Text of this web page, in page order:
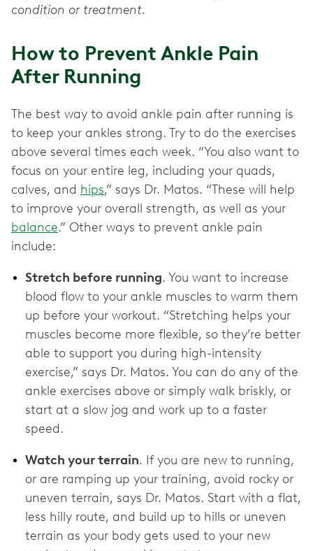
condition or treatment.
How to Prevent Ankle Pain
After Running
The best way to avoid ankle pain after running is
to keep your ankles strong. Try to do the exercises
above several times each week. “You also want to
focus on your entire leg, including your quads,
calves, and hips,” says Dr. Matos. “These will help
to improve your overall strength, as well as your
balance.” Other ways to prevent ankle pain
include:
Stretch before running. You want to increase
blood flow to your ankle muscles to warm them
up before your workout. “Stretching helps your
muscles become more flexible, so they’re better
able to support you during high-intensity
exercise,” says Dr. Matos. You can do any of the
ankle exercises above or simply walk briskly, or
start at a slow jog and work up to a faster
speed.
Watch your terrain. If you are new to running,
or are ramping up your training, avoid rocky or
uneven terrain, says Dr. Matos. Start with a flat,
less hilly route, and build up to hills or uneven
terrain as your body gets used to your new